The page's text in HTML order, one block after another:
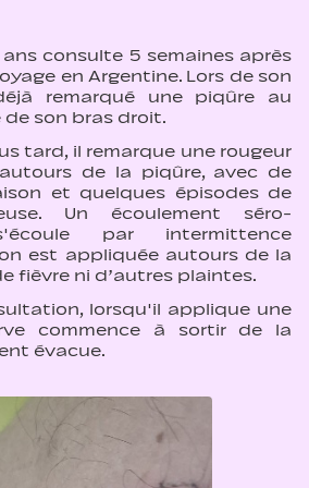
consulte 5 semaines après
en Argentine. Lors de son
remarqué une piqûre au
de son bras droit.
tard, il remarque une rougeur
de la piqûre, avec de
et quelques épisodes de
Un écoulement séro-
par intermittence
est appliquée autours de la
fièvre ni d’autres plaintes.
lorsqu'il applique une
commence à sortir de la
évacue.